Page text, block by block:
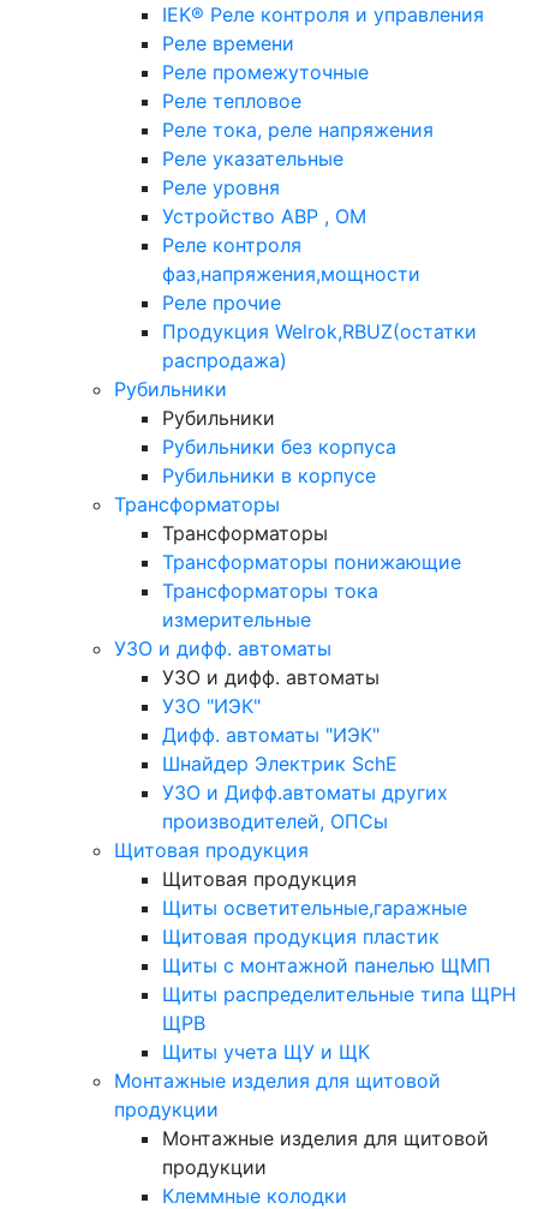
IEK® Реле контроля и управления
Реле времени
Реле промежуточные
Реле тепловое
Реле тока, реле напряжения
Реле указательные
Реле уровня
Устройство АВР , ОМ
Реле контроля
фаз,напряжения,мощности
Реле прочие
Продукция Welrok,RBUZ(остатки
распродажа)
Рубильники
Рубильники
Рубильники без корпуса
Рубильники в корпусе
Трансформаторы
Трансформаторы
Трансформаторы понижающие
Трансформаторы тока
измерительные
УЗО и дифф. автоматы
УЗО и дифф. автоматы
УЗО "ИЭК"
Дифф. автоматы "ИЭК"
Шнайдер Электрик SchE
УЗО и Дифф.автоматы других
производителей, ОПСы
Щитовая продукция
Щитовая продукция
Щиты осветительные,гаражные
Щитовая продукция пластик
Щиты с монтажной панелью ЩМП
Щиты распределительные типа ЩРН
ЩРВ
Щиты учета ЩУ и ЩК
Монтажные изделия для щитовой
продукции
Монтажные изделия для щитовой
продукции
Клеммные колодки